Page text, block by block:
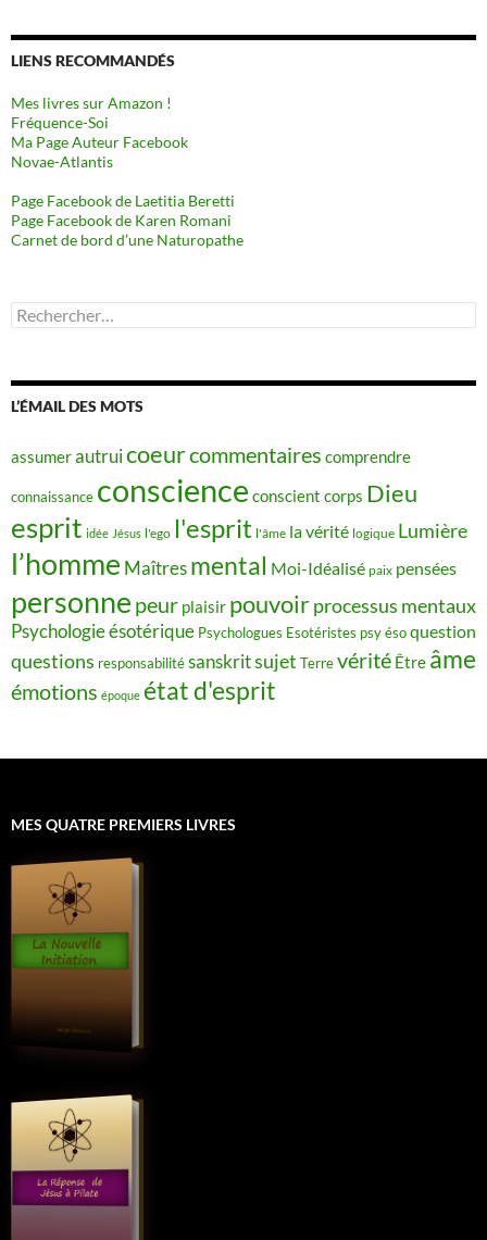
LIENS RECOMMANDÉS
Mes livres sur Amazon !
Fréquence-Soi
Ma Page Auteur Facebook
Novae-Atlantis
Page Facebook de Laetitia Beretti
Page Facebook de Karen Romani
Carnet de bord d’une Naturopathe
Rechercher :
L’ÉMAIL DES MOTS
assumerautruicoeurcommentaires comprendre
connaissance conscience conscient corps Dieu
esprit idée Jésus l'ego l'esprit l'âme la vérité logique Lumière
l’homme Maîtres mental Moi-Idéalisé paix pensées
personne peur plaisir pouvoirprocessus mentaux
Psychologie ésotérique Psychologues Esotéristes psy ésoquestion
questions responsabilitésanskritsujet Terrevérité Être âme
émotions époque état d'esprit
MES QUATRE PREMIERS LIVRES